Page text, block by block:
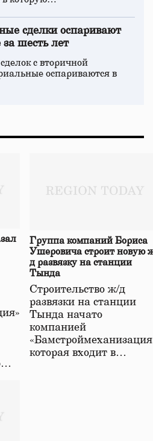
сделки оспаривают
шесть лет
с вторичной
оспариваются в
Группа компаний Бориса
Ушеровича строит новую
д развязку на станции
Тында
Строительство ж/д
развязки на станции
Тында начато
компанией
которая входит в…